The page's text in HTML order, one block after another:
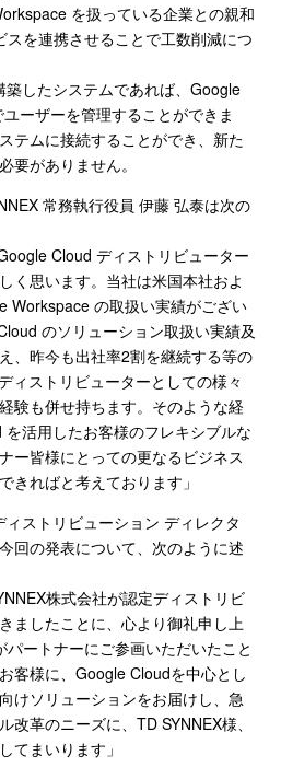
を扱っている企業との親和
スを連携させることで工数削減につ
築したシステムであれば、Google
ーザーを管理することができま
テムに接続することができ、新た
要がありません。
常務執行役員 伊藤 弘泰は次の
Cloudディストリビューター
く思います。当社は米国本社およ
Workspaceの取扱い実績がござい
のソリューション取扱い実績及
、昨今も出社率2割を継続する等の
ィストリビューターとしての様々
験も併せ持ちます。そのような経
を活用したお客様のフレキシブルな
ー皆様にとっての更なるビジネス
きればと考えております」
ストリビューション ディレクタ
回の発表について、次のように述
株式会社が認定ディストリビ
ましたことに、心より御礼申し上
パートナーにご参画いただいたこと
客様に、Google Cloudを中心とし
けソリューションをお届けし、急
改革のニーズに、TD SYNNEX様、
てまいります」